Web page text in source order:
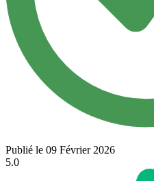
Publié le 09 Février 2026
5.0